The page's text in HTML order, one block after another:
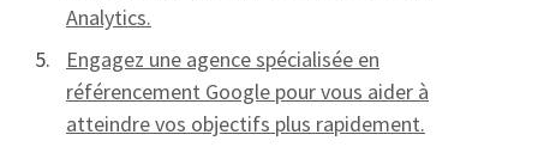
Analytics.
Engagez une agence spécialisée en
référencement Google pour vous aider à
atteindre vos objectifs plus rapidement.